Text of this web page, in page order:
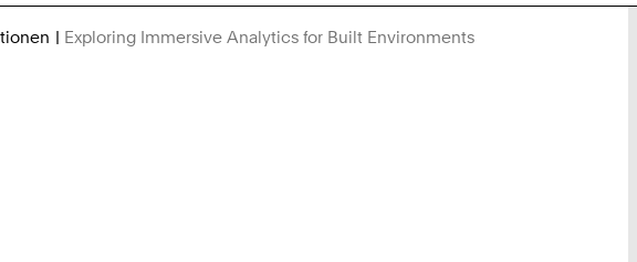
Exploring Immersive Analytics for Built Environments